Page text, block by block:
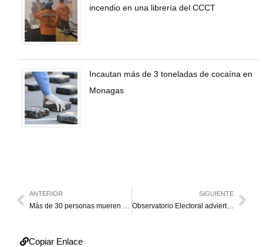
incendio en una librería del CCCT
Incautan más de 3 toneladas de cocaína en
Monagas
ANTERIOR
Más de 30 personas mueren en barcaza rescatada tras 17 días a la deriva en el Atlántico
SIGUIENTE
Observatorio Electoral advierte que Amoroso no puede tomar decisiones unilaterales
Copiar Enlace